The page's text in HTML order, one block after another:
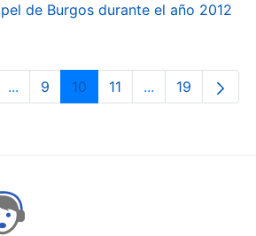
de Burgos durante el año 2012
...Intermediate Pages Use TAB to
Page
9 Page
10 Page
11 ...Intermediate
Page
19